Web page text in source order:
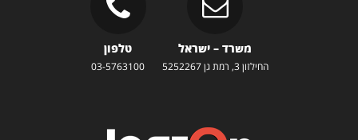
משרד – ישראל
החילזון 3, רמת גן 5252267
טלפון
03-5763100